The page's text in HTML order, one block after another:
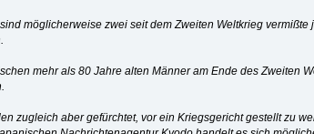
möglicherweise zwei seit dem Zweiten Weltkrieg
mehr als 80 Jahre alten Männer am Ende des Zweiten
zugleich aber gefürchtet, vor ein Kriegsgericht gestellt zu